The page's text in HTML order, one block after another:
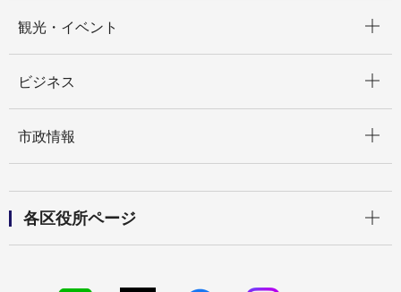
観光・イベント
ビジネス
市政情報
各区役所ページ